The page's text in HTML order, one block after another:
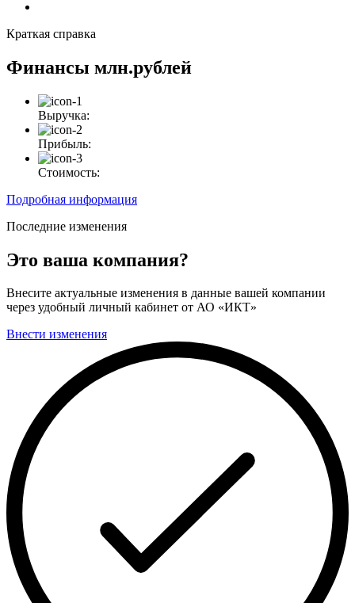
Краткая справка
Финансы млн.рублей
Выручка:
Прибыль:
Стоимость:
Подробная информация
Последние изменения
Это ваша компания?
Внесите актуальные изменения в данные вашей компании
через удобный личный кабинет от АО «ИКТ»
Внести изменения